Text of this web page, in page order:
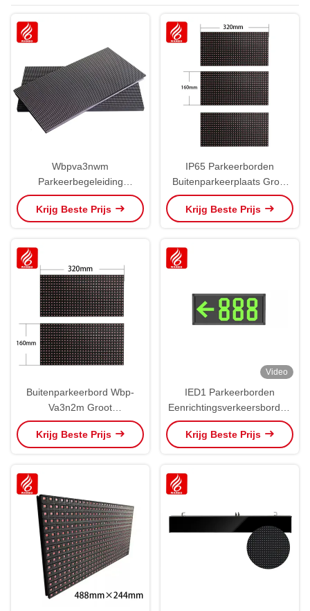
Wbpva3nwm
Parkeerbegeleiding
Parkeerbord
Krijg Beste Prijs
IP65 Parkeerborden
Buitenparkeerplaats Groot
geleidingsscherm OEM ODM
Krijg Beste Prijs
Buitenparkeerbord Wbp-
Va3n2m Groot
geleidingsscherm OEM ODM
Krijg Beste Prijs
Video
IED1 Parkeerborden
Eenrichtingsverkeersborden
binnenruimten, wegwijzer
Krijg Beste Prijs